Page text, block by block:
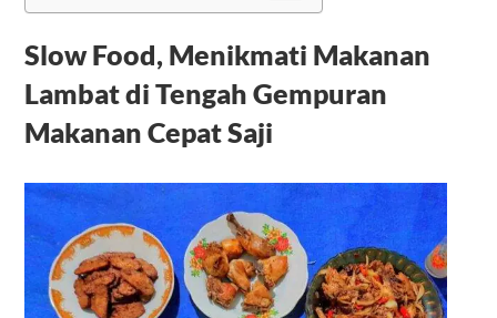
Slow Food, Menikmati Makanan
Lambat di Tengah Gempuran
Makanan Cepat Saji